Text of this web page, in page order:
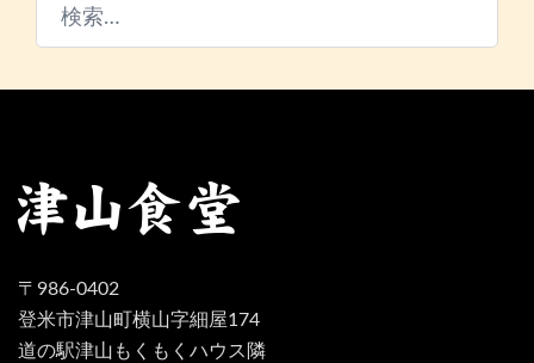
索:
〒986-0402
登米市津山町横山字細屋174
道の駅津山もくもくハウス隣